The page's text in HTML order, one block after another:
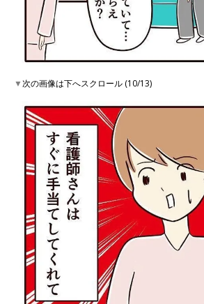
▼次の画像は下へスクロール (10/13)